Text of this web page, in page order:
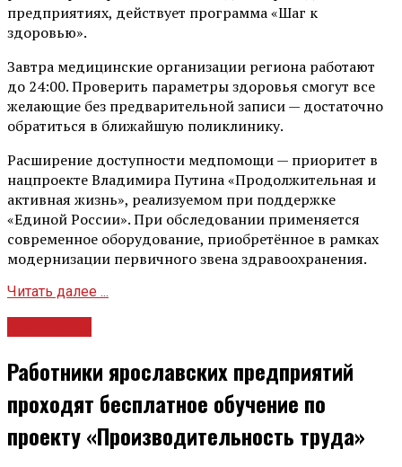
предприятиях, действует программа «Шаг к
здоровью».
Завтра медицинские организации региона работают
до 24:00. Проверить параметры здоровья смогут все
желающие без предварительной записи — достаточно
обратиться в ближайшую поликлинику.
Расширение доступности медпомощи — приоритет в
нацпроекте Владимира Путина «Продолжительная и
активная жизнь», реализуемом при поддержке
«Единой России». При обследовании применяется
современное оборудование, приобретённое в рамках
модернизации первичного звена здравоохранения.
Читать далее ...
Работники ярославских предприятий
проходят бесплатное обучение по
проекту «Производительность труда»